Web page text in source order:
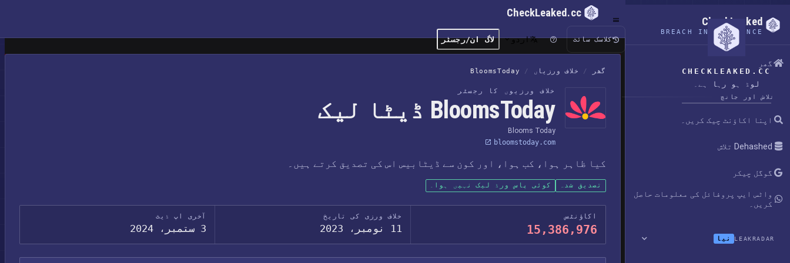
CHECKLEAKED.CC
لوڈ ہو رہا ہے۔
CheckLeaked
BREACH INTELLIGENCE
گھر
تلاش اور جانچ
اپنا اکاؤنٹ چیک کریں۔
Dehashed تلاش
گوگل چیکر
واٹس ایپ پروفائل کی معلومات حاصل
کریں۔
LEAKRADAR نیا
CheckLeaked.cc
کلاسک سائٹ اردو لاگ ان/رجسٹر
گھر / خلاف ورزیاں /
BloomsToday
خلاف ورزیوں کا رجسٹر
BloomsToday ڈیٹا لیک
Blooms Today
bloomstoday.com
کیا ظاہر ہوا، کب ہوا، اور کون سے ڈیٹابیس اس کی تصدیق کرتے ہیں۔
تصدیق شدہ کوئی پاس ورڈ لیک نہیں ہوا۔
اکاؤنٹس
15,386,976
خلاف ورزی کی تاریخ
11 نومبر، 2023
آخری اپ ڈیٹ
3 ستمبر، 2024